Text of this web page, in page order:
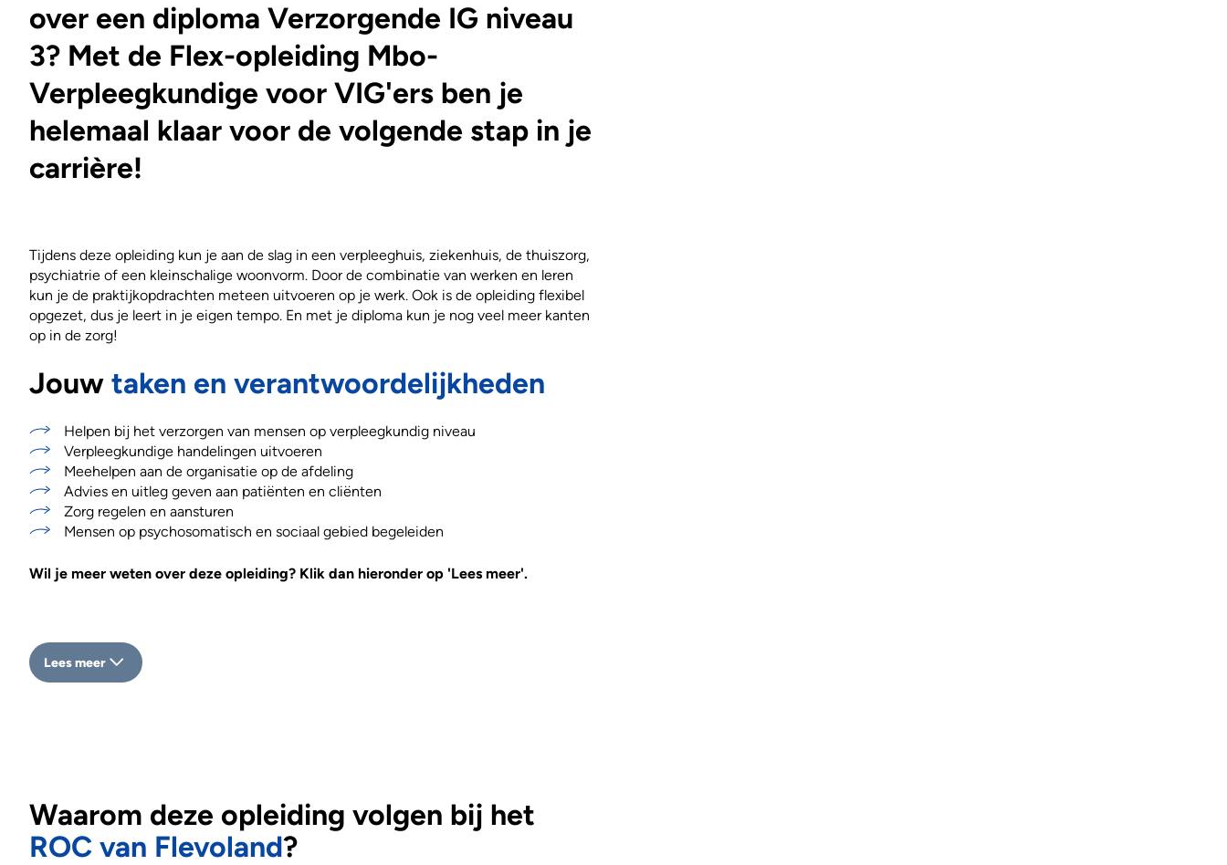
over een diploma Verzorgende IG niveau
3? Met de Flex-opleiding Mbo-
Verpleegkundige voor VIG'ers ben je
helemaal klaar voor de volgende stap in je
carrière!
Tijdens deze opleiding kun je aan de slag in een verpleeghuis, ziekenhuis, de thuiszorg,
psychiatrie of een kleinschalige woonvorm. Door de combinatie van werken en leren
kun je de praktijkopdrachten meteen uitvoeren op je werk. Ook is de opleiding flexibel
opgezet, dus je leert in je eigen tempo. En met je diploma kun je nog veel meer kanten
op in de zorg!
Jouw taken en verantwoordelijkheden
Helpen bij het verzorgen van mensen op verpleegkundig niveau
Verpleegkundige handelingen uitvoeren
Meehelpen aan de organisatie op de afdeling
Advies en uitleg geven aan patiënten en cliënten
Zorg regelen en aansturen
Mensen op psychosomatisch en sociaal gebied begeleiden
Wil je meer weten over deze opleiding? Klik dan hieronder op 'Lees meer'.
Lees meer
Waarom deze opleiding volgen bij het
ROC van Flevoland?